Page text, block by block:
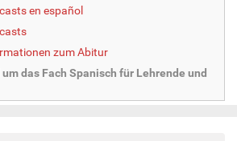
en español
zum Abitur
das Fach Spanisch für Lehrende und